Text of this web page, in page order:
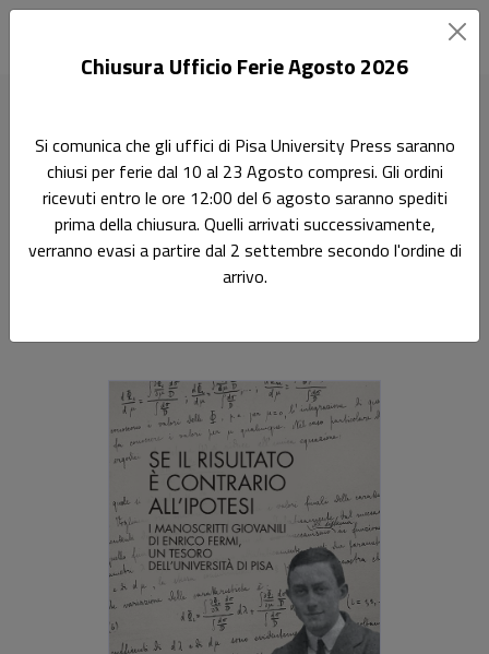
Ricerca
Se il risultato è contrario
all'ipotesi
Chiusura Ufficio Ferie Agosto 2026
Si comunica che gli uffici di Pisa University Press saranno
chiusi per ferie dal 10 al 23 Agosto compresi. Gli ordini
ricevuti entro le ore 12:00 del 6 agosto saranno spediti
prima della chiusura. Quelli arrivati successivamente,
verranno evasi a partire dal 2 settembre secondo l'ordine di
arrivo.